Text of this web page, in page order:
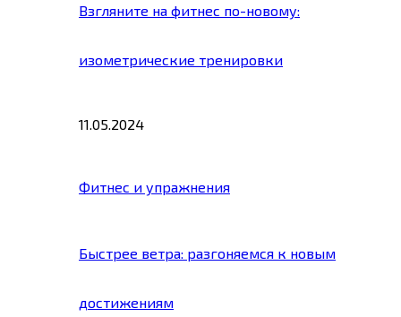
Взгляните на фитнес по-новому:
изометрические тренировки
11.05.2024
Фитнес и упражнения
Быстрее ветра: разгоняемся к новым
достижениям